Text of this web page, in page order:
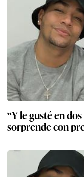
“Y le gusté en
sorprende con